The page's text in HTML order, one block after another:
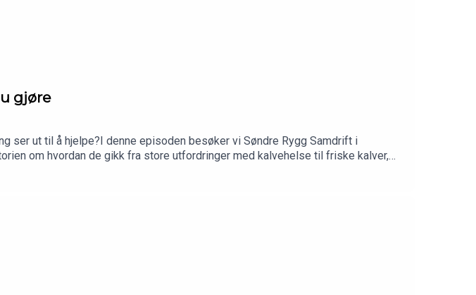
gjøre
ser ut til å hjelpe?I denne episoden besøker vi Søndre Rygg Samdrift i
om hvordan de gikk fra store utfordringer med kalvehelse til friske kalver,
nye programleder Anne Hege Hunskaar Tajet snakker vi om: ✅ Hvorfor
smittepress ga store gevinster✅ Erfaringer med kalvehytter, vaksinering og
Send inn dine tips til pod@geno.no